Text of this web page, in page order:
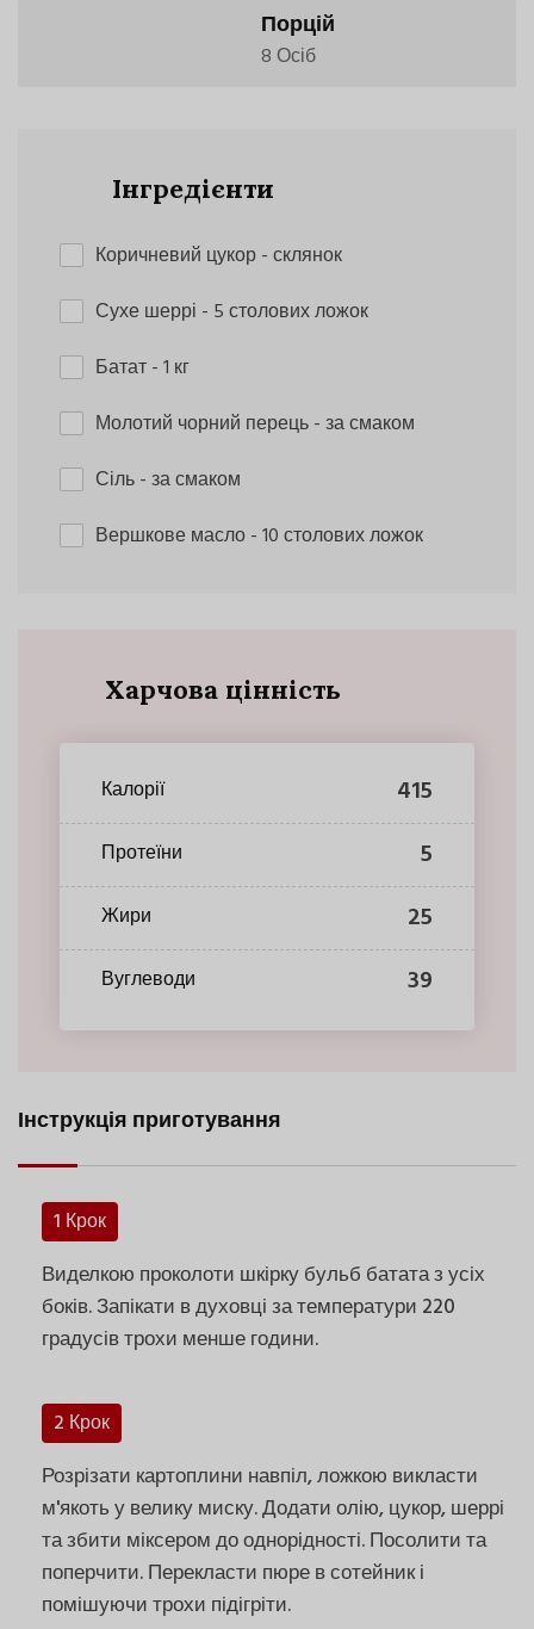
Порцій
8 Осіб
Інгредієнти
Коричневий цукор- склянок
Сухе шеррі - 5 столових ложок
Батат- 1 кг
Молотий чорний перець- за смаком
Сіль- за смаком
Вершкове масло- 10 столових ложок
Харчова цінність
Калорії 415
Протеїни 5
Жири 25
Вуглеводи 39
Інструкція приготування
1 Крок
Виделкою проколоти шкірку бульб батата з усіх
боків. Запікати в духовці за температури 220
градусів трохи менше години.
2 Крок
Розрізати картоплини навпіл, ложкою викласти
м'якоть у велику миску. Додати олію, цукор, шеррі
та збити міксером до однорідності. Посолити та
поперчити. Перекласти пюре в сотейник і
помішуючи трохи підігріти.